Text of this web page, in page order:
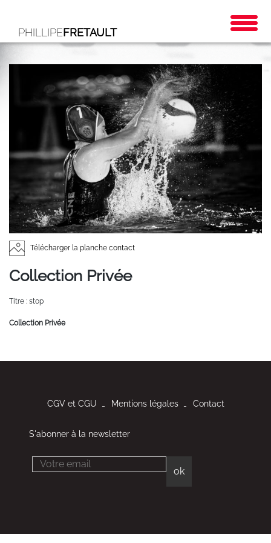
PHILLIPEFRETAULT
Télécharger la planche contact
Collection Privée
Titre : stop
Collection Privée
CGV et CGU Mentions légales Contact
S'abonner à la newsletter